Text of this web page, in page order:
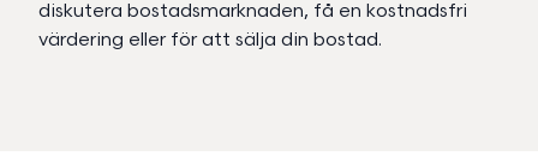
diskutera bostadsmarknaden, få en kostnadsfri
värdering eller för att sälja din bostad.